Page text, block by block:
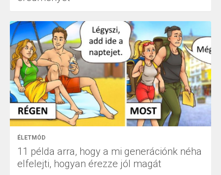
ÉLETMÓD
11 példa arra, hogy a mi generációnk néha
elfelejti, hogyan érezze jól magát